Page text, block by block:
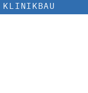
KLINIKBAU